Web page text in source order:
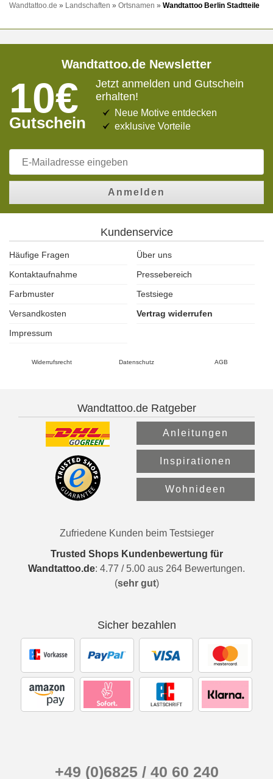
Wandtattoo.de » Landschaften » Ortsnamen » Wandtattoo Berlin Stadtteile
Wandtattoo.de Newsletter
10€
Gutschein
Jetzt anmelden und Gutschein
erhalten!
Neue Motive entdecken
exklusive Vorteile
Anmelden
Kundenservice
Häufige Fragen
Über uns
Kontaktaufnahme
Pressebereich
Farbmuster
Testsiege
Versandkosten
Vertrag widerrufen
Impressum
Widerrufsrecht Datenschutz AGB
Wandtattoo.de Ratgeber
Anleitungen
Inspirationen
Wohnideen
Zufriedene Kunden beim Testsieger
Trusted Shops Kundenbewertung für
Wandtattoo.de: 4.77 / 5.00 aus 264 Bewertungen.
(sehr gut)
Sicher bezahlen
+49 (0)6825 / 40 60 240